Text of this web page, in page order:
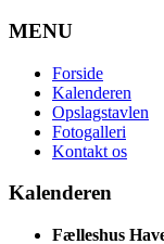
MENU
Forside
Kalenderen
Opslagstavlen
Fotogalleri
Kontakt os
Kalenderen
Fælleshus